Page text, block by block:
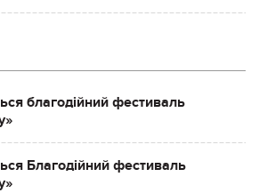
благодійний фестиваль
Благодійний фестиваль